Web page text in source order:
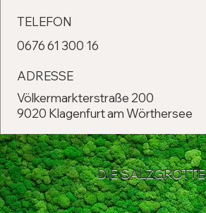
TELEFON
0676 61 300 16
ADRESSE
Völkermarkterstraße 200
9020 Klagenfurt am Wörthersee
DIE SALZGROTTE